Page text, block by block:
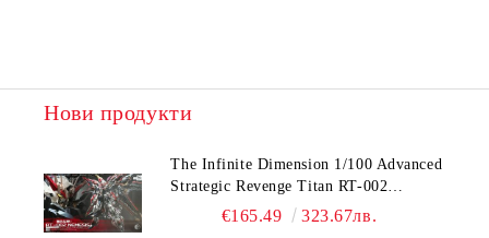
Нови продукти
The Infinite Dimension 1/100 Advanced
Strategic Revenge Titan RT-002
Nemesis€165.49 323.67лв.